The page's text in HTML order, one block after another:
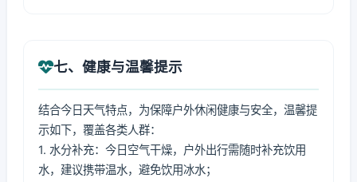
七、健康与温馨提示
结合今日天气特点，为保障户外休闲健康与安全，温馨提
示如下，覆盖各类人群：
1. 水分补充：今日空气干燥，户外出行需随时补充饮用
水，建议携带温水，避免饮用冰水；